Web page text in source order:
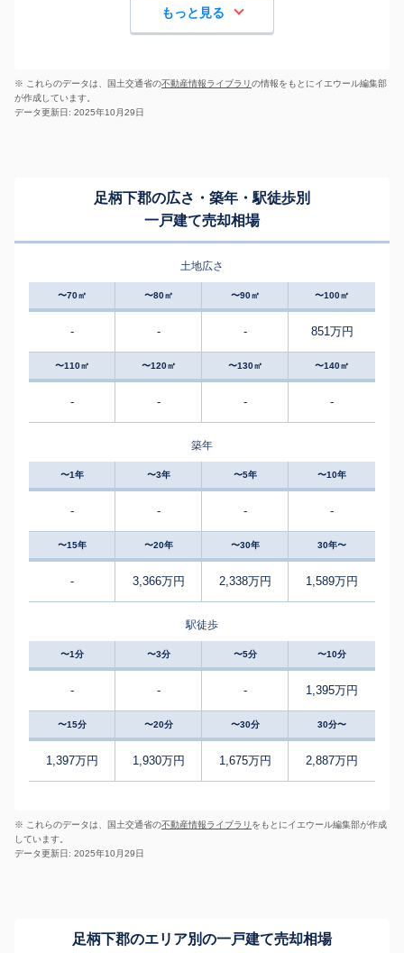
もっと見る
※ これらのデータは、国土交通省の不動産情報ライブラリの情報をもとにイエウール編集部
が作成しています。
データ更新日: 2025年10月29日
足柄下郡の広さ・築年・駅徒歩別
一戸建て売却相場
土地広さ
〜70㎡ 〜80㎡ 〜90㎡ 〜100㎡
- - - 851万円
〜110㎡ 〜120㎡ 〜130㎡ 〜140㎡
- - - -
築年
〜1年 〜3年 〜5年 〜10年
- - - -
〜15年 〜20年 〜30年 30年〜
- 3,366万円 2,338万円 1,589万円
駅徒歩
〜1分 〜3分 〜5分 〜10分
- - - 1,395万円
〜15分 〜20分 〜30分 30分〜
1,397万円 1,930万円 1,675万円 2,887万円
※ これらのデータは、国土交通省の不動産情報ライブラリ をもとにイエウール編集部が作成
しています。
データ更新日: 2025年10月29日
足柄下郡のエリア別の一戸建て売却相場